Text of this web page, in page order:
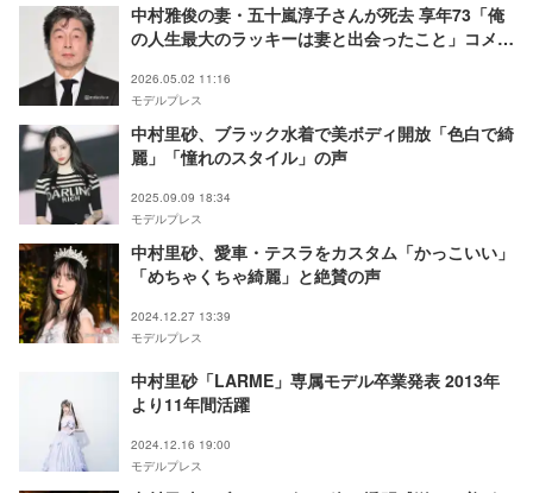
中村雅俊の妻・五十嵐淳子さんが死去 享年73「俺
の人生最大のラッキーは妻と出会ったこと」コメン
2026.05.02 11:16
モデルプレス
中村里砂、ブラック水着で美ボディ開放「色白で綺
麗」「憧れのスタイル」の声
2025.09.09 18:34
モデルプレス
中村里砂、愛車・テスラをカスタム「かっこいい」
「めちゃくちゃ綺麗」と絶賛の声
2024.12.27 13:39
モデルプレス
中村里砂「LARME」専属モデル卒業発表 2013年
より11年間活躍
2024.12.16 19:00
モデルプレス